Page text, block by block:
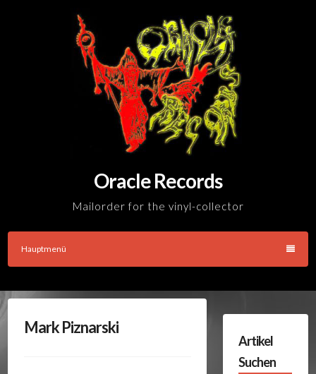
Oracle Records
Mailorder for the vinyl-collector
Hauptmenü
Mark Piznarski
Artikel
Suchen